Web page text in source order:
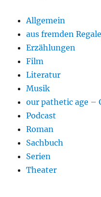
Allgemein
aus fremden
Erzählungen
Film
Literatur
Musik
our pathetic age –
Podcast
Roman
Sachbuch
Serien
Theater